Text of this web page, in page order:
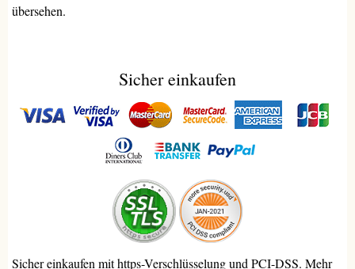
übersehen.
Sicher einkaufen
Sicher einkaufen mit https-Verschlüsselung und PCI-DSS. Mehr